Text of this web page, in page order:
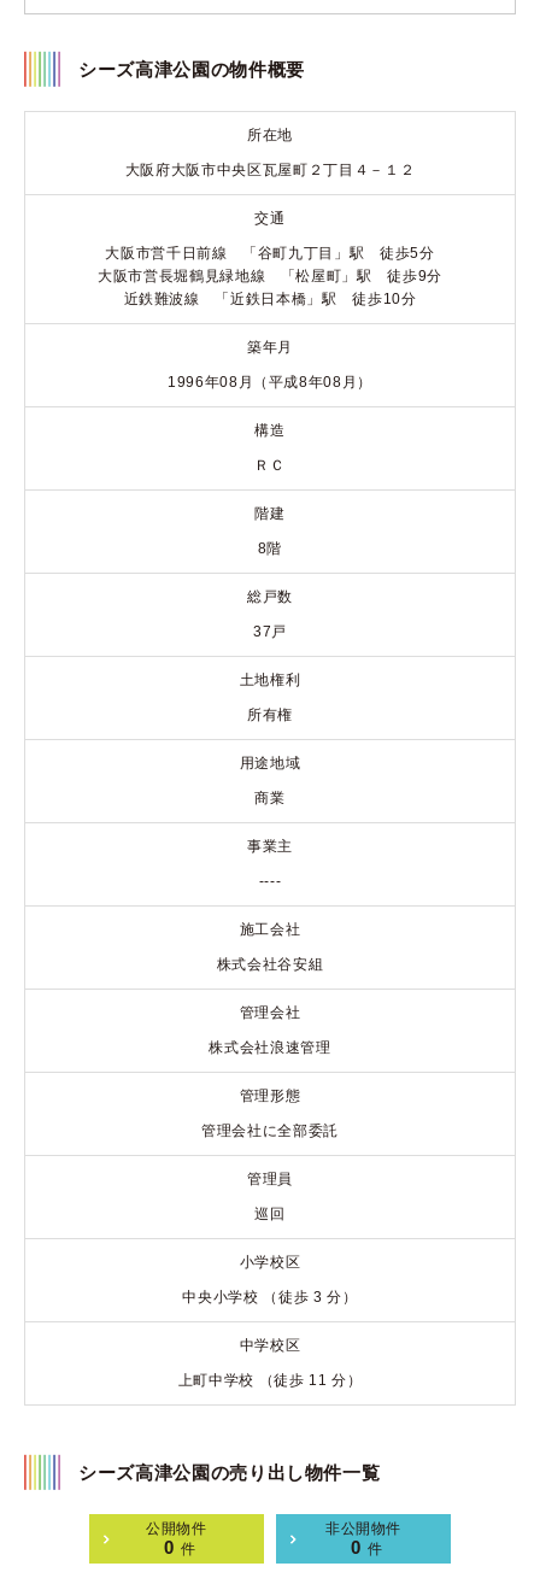
シーズ高津公園の物件概要
所在地
大阪府大阪市中央区瓦屋町２丁目４－１２
交通
大阪市営千日前線 「谷町九丁目」駅 徒歩5分
大阪市営長堀鶴見緑地線 「松屋町」駅 徒歩9分
近鉄難波線 「近鉄日本橋」駅 徒歩10分
築年月
1996年08月（平成8年08月）
構造
ＲＣ
階建
8階
総戸数
37戸
土地権利
所有権
用途地域
商業
事業主
----
施工会社
株式会社谷安組
管理会社
株式会社浪速管理
管理形態
管理会社に全部委託
管理員
巡回
小学校区
中央小学校 （徒歩 3 分）
中学校区
上町中学校 （徒歩 11 分）
シーズ高津公園の売り出し物件一覧
公開物件
0 件
非公開物件
0 件